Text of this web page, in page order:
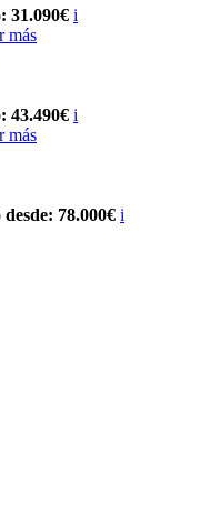
31.090€ i
más
43.490€ i
más
78.000€ i